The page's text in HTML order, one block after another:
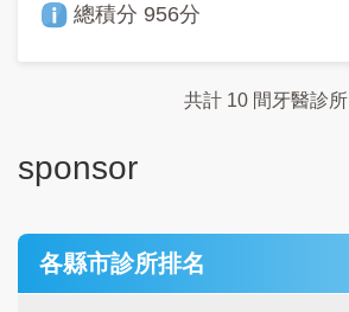
總積分 956分
共計 10 間牙醫診所
sponsor
各縣市診所排名